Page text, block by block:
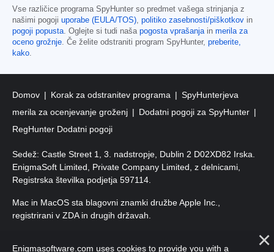
Vse različice programa SpyHunter so predmet vašega strinjanja z
našimi pogoji uporabe (EULA/TOS) politiko zasebnosti/piškotkov in
pogoji popusta . Oglejte si tudi naša pogosta vprašanja in merila za
oceno grožnje . Če želite odstraniti program SpyHunter, preberite,
kako
Domov Korak za odstranitev programa
SpyHunterjeva
merila za ocenjevanje groženj
Dodatni pogoji za SpyHunter
RegHunter Dodatni pogoji
Sedež: Castle Street 1, 3. nadstropje, Dublin 2 D02XD82 Irska.
EnigmaSoft Limited, Private Company Limited, z delnicami,
Registrska številka podjetja 597114.
Mac in MacOS sta blagovni znamki družbe Apple Inc.,
registrirani v ZDA in drugih državah.
Enigmasoftware.com uses cookies to provide you with a